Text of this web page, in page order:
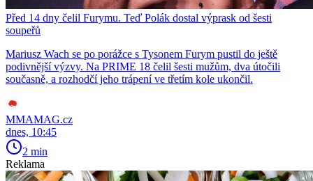
Před 14 dny čelil Furymu. Teď Polák dostal výprask od šesti
soupeřů
Mariusz Wach se po porážce s Tysonem Furym pustil do ještě
podivnější výzvy. Na PRIME 18 čelil šesti mužům, dva útočili
současně, a rozhodčí jeho trápení ve třetím kole ukončil.
MMAMAG.cz
dnes, 10:45
2 min
Reklama